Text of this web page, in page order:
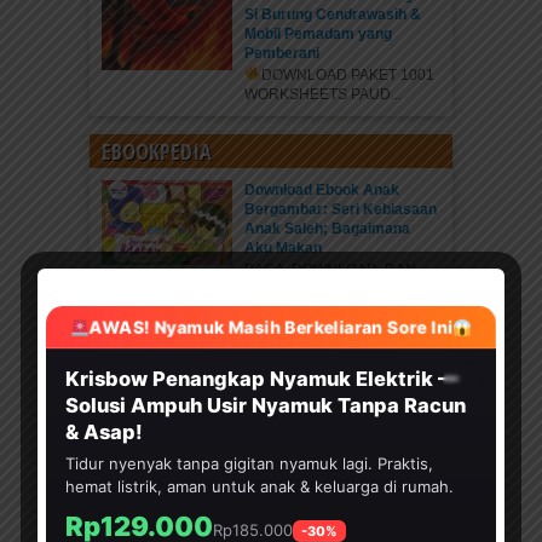
Si Burung Cendrawasih &
Mobil Pemadam yang
Pemberani
DOWNLOAD PAKET 1001
WORKSHEETS PAUD...
EBOOKPEDIA
Download Ebook Anak
Bergambar: Seri Kebiasaan
Anak Saleh; Bagaimana
Aku Makan
BACA, DOWNLOAD, DAN
AWAS! Nyamuk Masih Berkeliaran Sore Ini
HEMAT 30%
Krisbow Penangkap Nyamuk Elektrik —
Solusi Ampuh Usir Nyamuk Tanpa Racun
& Asap!
Tidur nyenyak tanpa gigitan nyamuk lagi. Praktis,
hemat listrik, aman untuk anak & keluarga di rumah.
Rp129.000Rp185.000 -30%